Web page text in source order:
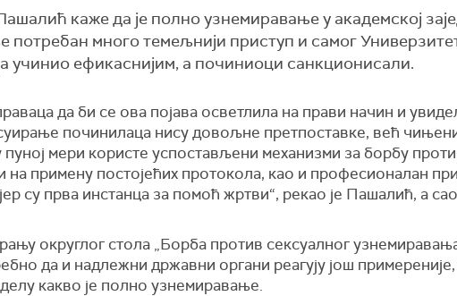
каже да је полно узнемиравање у академскoj
потребан много темељнији приступ и самог
учинио ефикаснијим, а починиоци санкционисали.
да би се ова појава осветлила на прави начин и
починилаца нису довољне претпоставке, већ
мери користе успостављени механизми за борбу
примену постојећих протокола, као и професионалан
су прва инстанца за помоћ жртви“, рекао је Пашалић, а
округлог стола „Борба против сексуалног
да и надлежни државни органи реагују још
какво је полно узнемиравање.